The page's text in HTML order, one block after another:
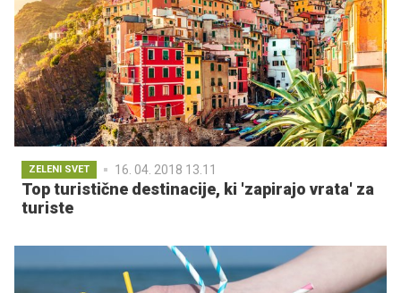
ZELENI SVET 16. 04. 2018 13.11
Top turistične destinacije, ki 'zapirajo vrata' za
turiste